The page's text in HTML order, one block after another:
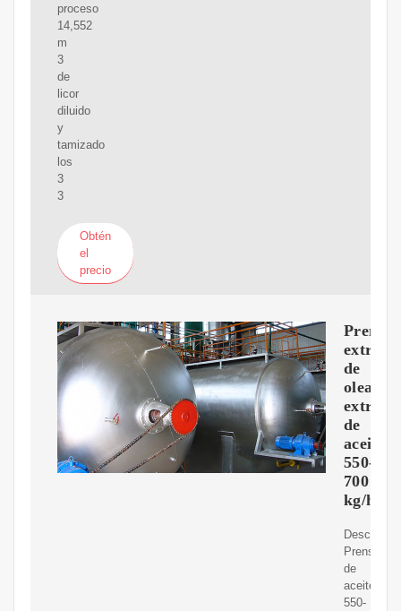
proceso
14,552
m
3
de
licor
diluido
y
tamizado
los
3
3
Obtén
el
precio
Prensa
de
de
aceites
550-
700
kg/hr
Prensa
de
aceite
550-